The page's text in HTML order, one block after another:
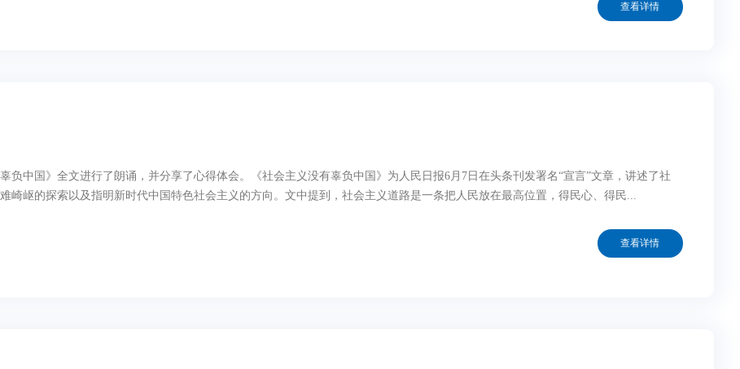
查看详情
负中国》全文进行了朗诵，并分享了心得体会。《社会主义没有辜负中国》为人民日报6月7日在头条刊发署名“宣言”文章，讲述了社
崎岖的探索以及指明新时代中国特色社会主义的方向。文中提到，社会主义道路是一条把人民放在最高位置，得民心、得民...
查看详情